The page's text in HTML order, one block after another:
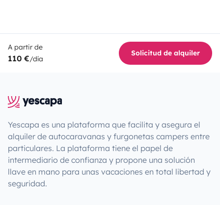
A partir de
110 €/día
Solicitud de alquiler
Yescapa es una plataforma que facilita y asegura el
alquiler de autocaravanas y furgonetas campers entre
particulares. La plataforma tiene el papel de
intermediario de confianza y propone una solución
llave en mano para unas vacaciones en total libertad y
seguridad.